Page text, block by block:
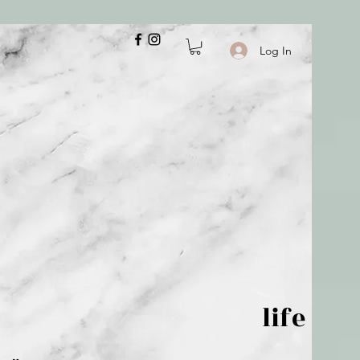
Log In
is but wind; life